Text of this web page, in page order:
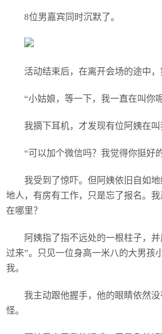
8位男嘉宾同时沉默了。
活动结束后，在离开会场的途中，
“小姑娘，等一下，我一直在叫你
我摘下耳机，才发现有位阿姨在叫
“可以加个微信吗？我觉得你挺
我受到了惊吓。但阿姨依旧自如
地人，有房有工作，只是忘了报名。
在哪里？
阿姨指了指不远处的一根柱子，
过来”。只见一位身高一米八的大男孩
我。
我主动跟他握手，他的眼睛依然
怪。